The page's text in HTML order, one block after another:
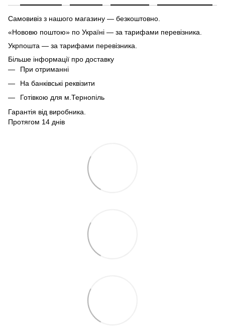
Самовивіз з нашого магазину — безкоштовно.
«Нововю поштою» по Україні — за тарифами перевізника.
Укрпошта — за тарифами перевізника.
Більше інформації про доставку
При отриманні
На банківські реквізити
Готівкою для м.Тернопіль
Гарантія від виробника.
Протягом 14 днів